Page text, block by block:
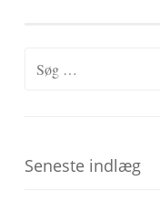
Seneste indlæg